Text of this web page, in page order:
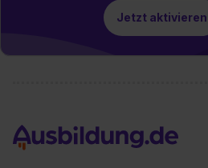
Jetzt aktivieren